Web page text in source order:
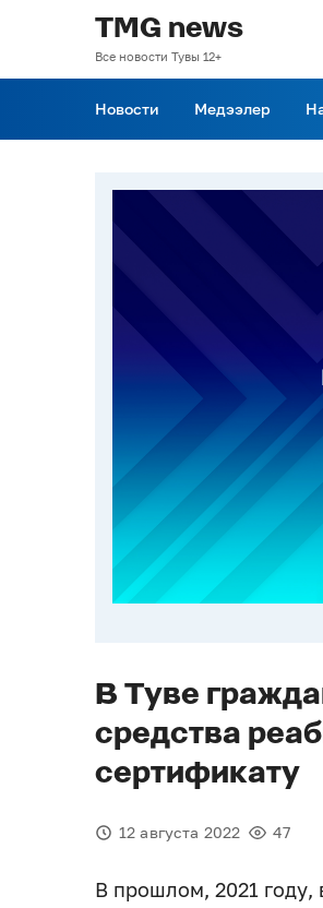
TMG news
Все новости Тувы 12+
Новости Медээлер
В Туве
средства
сертификату
12 августа 2022 47
В прошлом, 2021 году,